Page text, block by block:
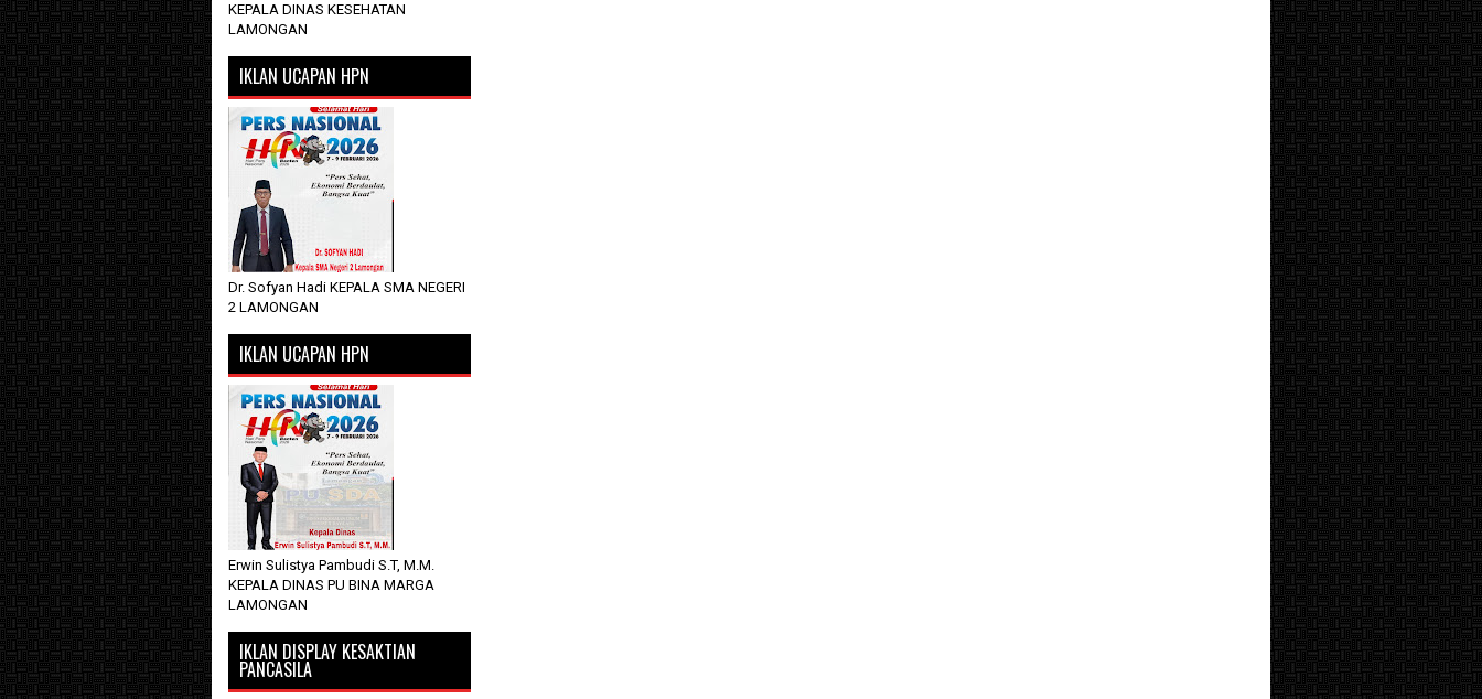
KEPALA DINAS KESEHATAN
LAMONGAN
IKLAN UCAPAN HPN
Dr. Sofyan Hadi KEPALA SMA NEGERI
2 LAMONGAN
IKLAN UCAPAN HPN
Erwin Sulistya Pambudi S.T, M.M.
KEPALA DINAS PU BINA MARGA
LAMONGAN
IKLAN DISPLAY KESAKTIAN
PANCASILA